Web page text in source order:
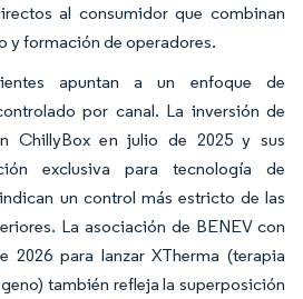
al consumidor que combinan
y formación de operadores.
apuntan a un enfoque de
por canal. La inversión de
ChillyBox en julio de 2025 y sus
exclusiva para tecnología de
un control más estricto de las
La asociación de BENEV con
2026 para lanzar XTherma (terapia
también refleja la superposición